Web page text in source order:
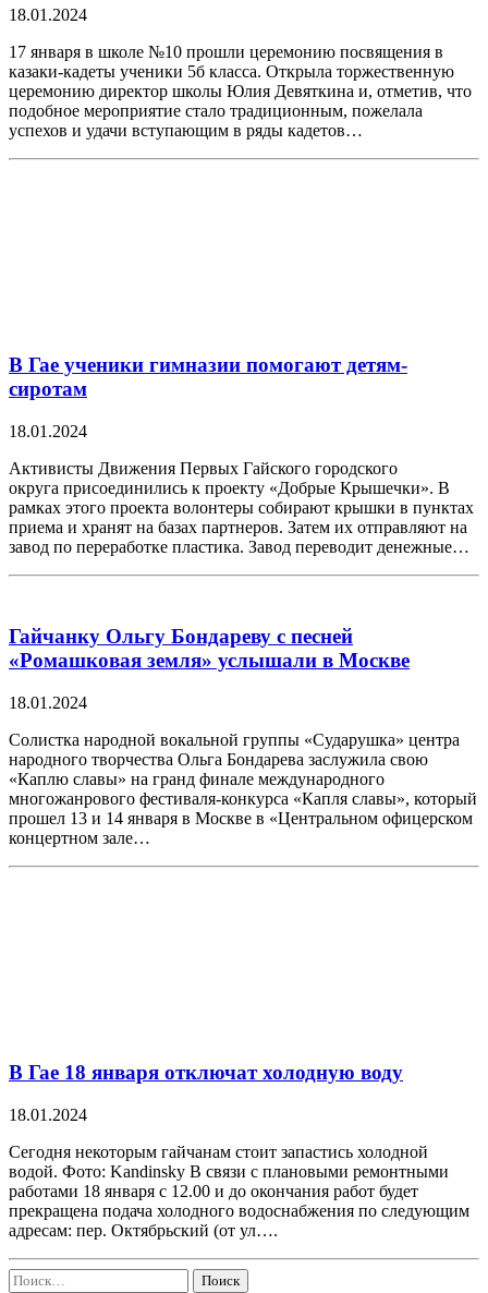
18.01.2024
17 января в школе №10 прошли церемонию посвящения в
казаки-кадеты ученики 5б класса. Открыла торжественную
церемонию директор школы Юлия Девяткина и, отметив, что
подобное мероприятие стало традиционным, пожелала
успехов и удачи вступающим в ряды кадетов…
В Гае ученики гимназии помогают детям-
сиротам
18.01.2024
Активисты Движения Первых Гайского городского
округа присоединились к проекту «Добрые Крышечки». В
рамках этого проекта волонтеры собирают крышки в пунктах
приема и хранят на базах партнеров. Затем их отправляют на
завод по переработке пластика. Завод переводит денежные…
Гайчанку Ольгу Бондареву с песней
«Ромашковая земля» услышали в Москве
18.01.2024
Солистка народной вокальной группы «Сударушка» центра
народного творчества Ольга Бондарева заслужила свою
«Каплю славы» на гранд финале международного
многожанрового фестиваля-конкурса «Капля славы», который
прошел 13 и 14 января в Москве в «Центральном офицерском
концертном зале…
В Гае 18 января отключат холодную воду
18.01.2024
Сегодня некоторым гайчанам стоит запастись холодной
водой. Фото: Kandinsky В связи с плановыми ремонтными
работами 18 января с 12.00 и до окончания работ будет
прекращена подача холодного водоснабжения по следующим
адресам: пер. Октябрьский (от ул….
Найти: